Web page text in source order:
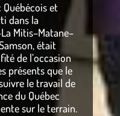
et
dans la
Mitis–Matane–
était
de l’occasion
présents que le
le travail de
du Québec
sur le terrain.